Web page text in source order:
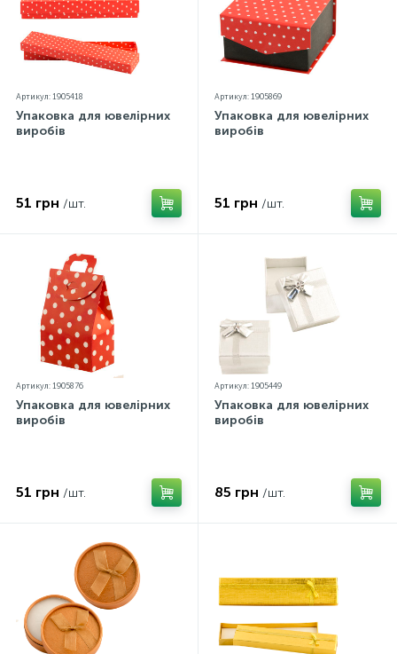
Артикул: 1905418
Упаковка для ювелірних
виробів
51 грн /шт.
Артикул: 1905869
Упаковка для ювелірних
виробів
51 грн /шт.
Артикул: 1905876
Упаковка для ювелірних
виробів
51 грн /шт.
Артикул: 1905449
Упаковка для ювелірних
виробів
85 грн /шт.